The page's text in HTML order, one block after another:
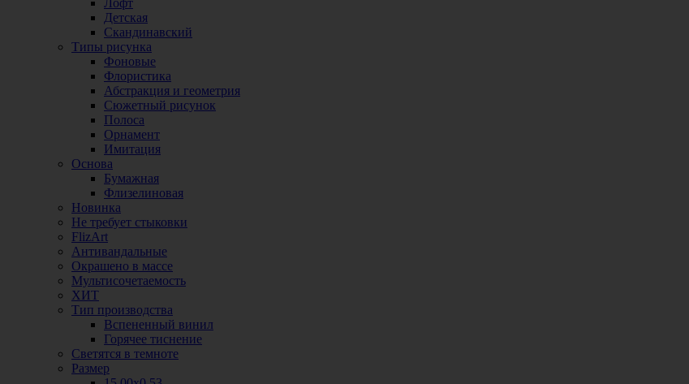
Лофт
Детская
Скандинавский
Типы рисунка
Фоновые
Флористика
Абстракция и геометрия
Сюжетный рисунок
Полоса
Орнамент
Имитация
Основа
Бумажная
Флизелиновая
Новинка
Не требует стыковки
FlizArt
Антивандальные
Окрашено в массе
Мультисочетаемость
ХИТ
Тип производства
Вспененный винил
Горячее тиснение
Светятся в темноте
Размер